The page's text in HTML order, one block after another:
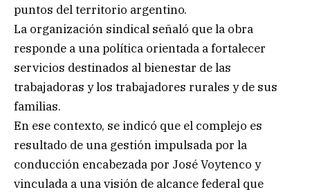
puntos del territorio argentino.
La organización sindical señaló que la obra
responde a una política orientada a fortalecer
servicios destinados al bienestar de las
trabajadoras y los trabajadores rurales y de sus
familias.
En ese contexto, se indicó que el complejo es
resultado de una gestión impulsada por la
conducción encabezada por José Voytenco y
vinculada a una visión de alcance federal que